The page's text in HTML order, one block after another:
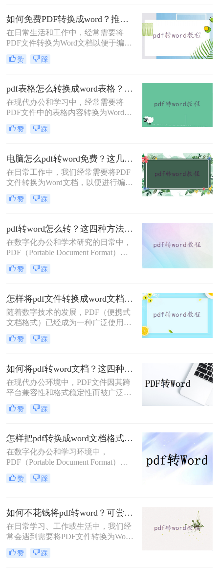
Word文档。那么pdf格式如何转换成
word文档格式呢？本文将介绍三种将
PDF转换为Word文档格式的实用方
法，帮助您轻松应对这一需求。
如何免费PDF转换成word？推荐3个实用转换方法！
在日常生活和工作中，经常需要将
PDF文件转换为Word文档以便于编辑
和修改。幸运的是，有多种免费的方
法可以实现这一目标。那么如何免费
几种常用的免费PDF转Word的方法，
帮助用户高效地完成转换工作。
赞 踩
pdf表格怎么转换成word表格？这4种方法很常见！
在现代办公和学习中，经常需要将
PDF文件中的表格内容转换为Word表
格以便于编辑和修改。那么pdf表格怎
么转换成word表格呢？以下将详细介
有效方法，帮助用户高效完成转换工
作。
赞 踩
电脑怎么pdf转word免费？这几个转换方法快来看看！
在日常工作中，我们经常需要将PDF
文件转换为Word文档，以便进行编辑
或进一步处理。虽然市面上有许多专
业的软件和服务可以实现这一转换，
用。那么电脑怎么pdf转word免费呢？
本文将介绍三种在电脑上免费将PDF
转换为Word文档的方法。
赞 踩
pdf转word怎么转？这四种方法帮你轻松转换!
在数字化办公和学术研究的日常中，
PDF（Portable Document Format）文
档因其优秀的跨平台兼容性和格式稳
定性而广受欢迎。然而，当我们需要
会发现Word文档更加便捷高效。因
此，将PDF转换为Word文档成为了一
项重要且常见的任务。那么pdf转word
怎么转呢？本文将详细介绍几种将
PDF转换为Word文档的实用方法，帮
助您轻松应对这一挑战。
赞 踩
怎样将pdf文件转换成word文档？这三种方法任你选择！
随着数字技术的发展，PDF（便携式
文档格式）已经成为一种广泛使用的
文件格式，用于共享文档而不改变其
外观。然而，在某些情况下，我们可
以便能够轻松地对其进行编辑。本文
将指导您怎样将pdf文件转换成word文
档。
赞 踩
如何将pdf转word文档？这四种方法教会你！
在现代办公环境中，PDF文件因其跨
平台兼容性和格式稳定性而被广泛使
用。然而，在某些情况下，用户可能
需要将PDF文件转换成Word文档，以
那么如何将pdf转word文档呢？本文将
介绍几种常见的方法来实现这一转换
过程。
赞 踩
怎样把pdf转换成word文档格式？这三种方法帮你轻松解决！
在数字化办公和学习环境中，
PDF（Portable Document Format）因
其跨平台兼容性和内容稳定性而广受
欢迎。然而，当需要编辑或修改PDF
个常见的需求。那么怎样把pdf转换成
word文档格式呢？本文将详细介绍几
种高效将PDF转换为Word文档的方
赞 踩
如何不花钱将pdf转word？可尝试这4种方法！
在日常学习、工作或生活中，我们经
常会遇到需要将PDF文件转换为Word
文档的情况，以便进行编辑、修改或
格式调整。然而，市面上许多专业的
赞 踩